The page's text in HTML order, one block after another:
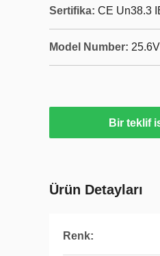
Sertifika: CE Un38.3
Model Number:
Bir teklif
Ürün Detayları
Renk: